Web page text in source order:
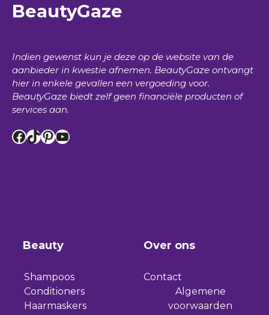
BeautyGaze
Indien gewenst kun je deze op de website van de
aanbieder in kwestie afnemen. BeautyGaze ontvangt
hier in enkele gevallen een vergoeding voor.
BeautyGaze biedt zelf geen financiële producten of
services aan.
Facebook
TikTok
Pinterest
YouTube
Beauty
Shampoos
Conditioners
Haarmaskers
Over ons
Contact
Algemene
voorwaarden